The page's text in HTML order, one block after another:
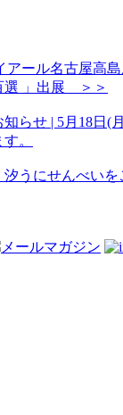
アール名古屋高
選 」出展 ＞＞
らせ | 5月18日(
。
汐うにせんべいを
メールマガジン